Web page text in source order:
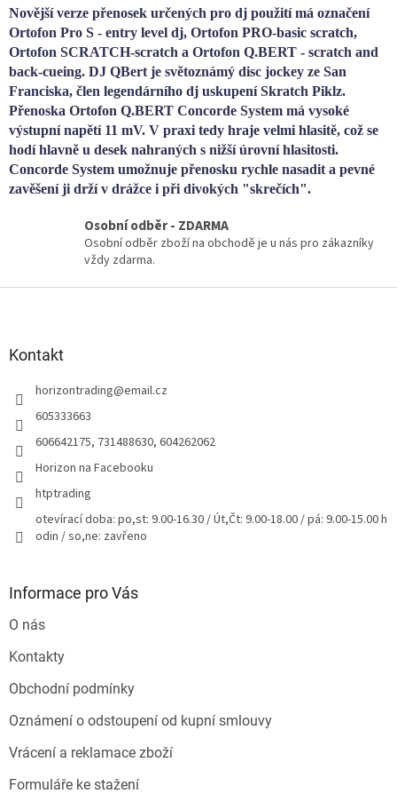
v
k
y
v
ý
p
i
s
u
Novější verze přenosek určených pro dj použití má označení
Ortofon Pro S - entry level dj, Ortofon PRO-basic scratch,
Ortofon SCRATCH-scratch a Ortofon Q.BERT - scratch and
back-cueing. DJ QBert je světoznámý disc jockey ze San
Franciska, člen legendárního dj uskupení Skratch Piklz.
Přenoska Ortofon Q.BERT Concorde System má vysoké
výstupní napětí 11 mV. V praxi tedy hraje velmi hlasitě, což se
hodí hlavně u desek nahraných s nižší úrovní hlasitosti.
Concorde System umožnuje přenosku rychle nasadit a pevné
zavěšení ji drží v drážce i při divokých "skrečích".
Osobní odběr - ZDARMA
Osobní odběr zboží na obchodě je u nás pro zákazníky
vždy zdarma.
Kontakt
horizontrading@email.cz
605333663
606642175, 731488630, 604262062
Horizon na Facebooku
htptrading
otevírací doba: po,st: 9.00-16.30 / Út,Čt: 9.00-18.00 / pá: 9.00-15.00 h
odin / so,ne: zavřeno
Informace pro Vás
O nás
Kontakty
Obchodní podmínky
Oznámení o odstoupení od kupní smlouvy
Vrácení a reklamace zboží
Formuláře ke stažení